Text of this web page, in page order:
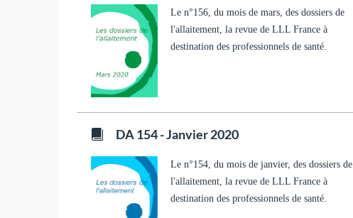
Le n°156, du mois de mars, des dossiers de
l'allaitement, la revue de LLL France à
destination des professionnels de santé.
DA 154 - Janvier 2020
Le n°154, du mois de janvier, des dossiers de
l'allaitement, la revue de LLL France à
destination des professionnels de santé.